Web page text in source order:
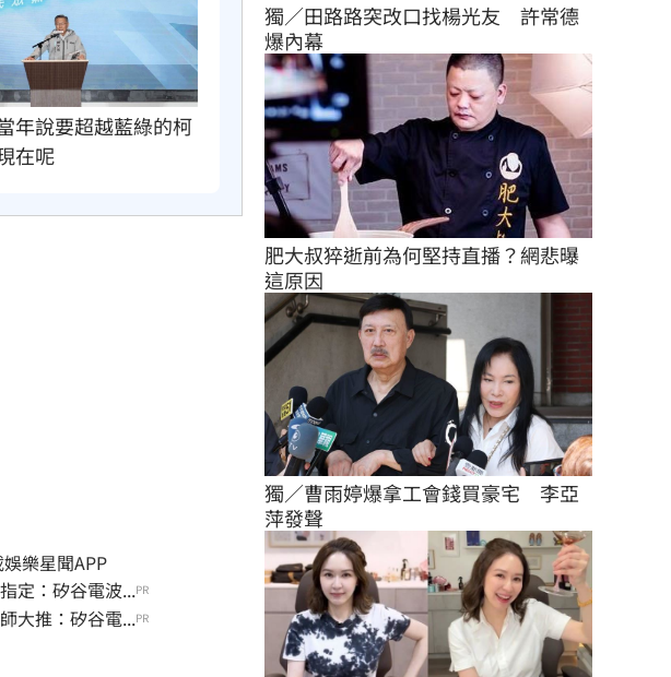
年說要超越藍綠的柯
在呢
即刻下載娛樂星聞APP
定：矽谷電波...PR
大推：矽谷電...PR
獨／田路路突改口找楊光友　許常德
爆內幕
肥大叔猝逝前為何堅持直播？網悲曝
這原因
獨／曹雨婷爆拿工會錢買豪宅　李亞
萍發聲